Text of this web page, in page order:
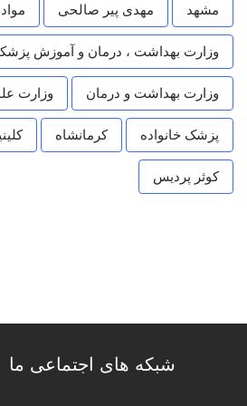
مشهد مهدی پیر صالحی
وزارت بهداشت ، درمان و آموزش
وزارت بهداشت و درمان وزارت
پزشک خانواده کرمانشاه
کوثر پردیس
شبکه های اجتماعی ما